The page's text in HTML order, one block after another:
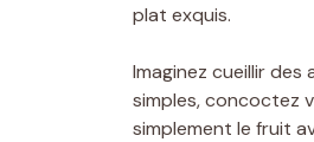
plat exquis.
Imaginez cueillir
simples, concoctez
simplement le fruit